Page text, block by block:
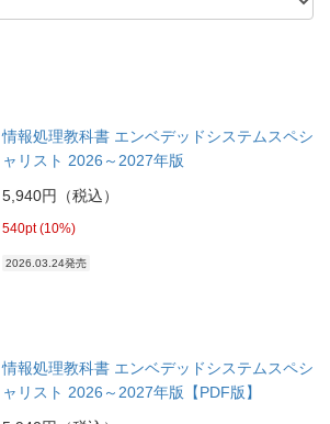
情報処理教科書 エンベデッドシステムスペシ
ャリスト 2026～2027年版
5,940円（税込）
540pt (10%)
2026.03.24発売
情報処理教科書 エンベデッドシステムスペシ
ャリスト 2026～2027年版【PDF版】